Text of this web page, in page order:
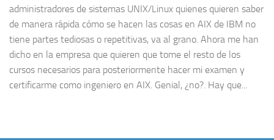
administradores de sistemas UNIX/Linux quienes quieren saber
de manera rápida cómo se hacen las cosas en AIX de IBM no
tiene partes tediosas o repetitivas, va al grano. Ahora me han
dicho en la empresa que quieren que tome el resto de los
cursos necesarios para posteriormente hacer mi examen y
certificarme como ingeniero en AIX. Genial, ¿no?. Hay que...